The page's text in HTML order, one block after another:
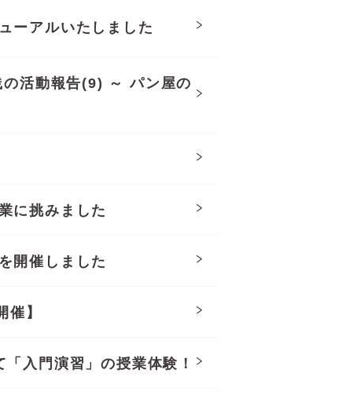
ーアルいたしました
の活動報告(9) ～ パン屋の
に挑みました
開催しました
】
入門演習」の授業体験！